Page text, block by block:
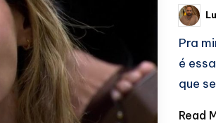
Posted
by
Pra
é
que
Read